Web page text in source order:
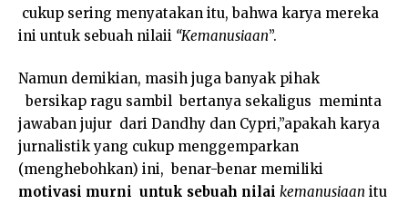
cukup sering menyatakan itu, bahwa karya mereka
ini untuk sebuah nilaii “Kemanusiaan”.
Namun demikian, masih juga banyak pihak
bersikap ragu sambil bertanya sekaligus meminta
jawaban jujur dari Dandhy dan Cypri,”apakah karya
jurnalistik yang cukup menggemparkan
(menghebohkan) ini, benar-benar memiliki
motivasi murni untuk sebuah nilai kemanusiaan itu